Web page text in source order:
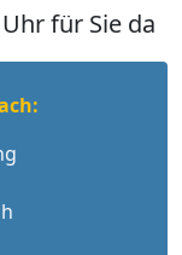
für Sie da